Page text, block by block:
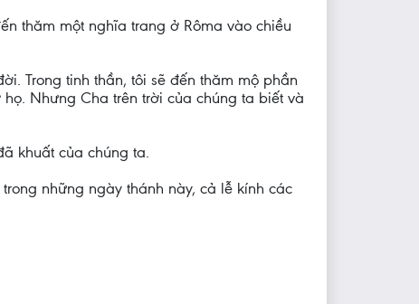
thăm một nghĩa trang ở Rôma vào chiều
Trong tinh thần, tôi sẽ đến thăm mộ phần
Nhưng Cha trên trời của chúng ta biết và
khuất của chúng ta.
những ngày thánh này, cả lễ kính các